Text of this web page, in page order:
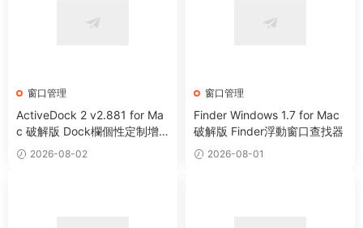
窗口管理
ActiveDock 2 v2.881 for Ma
c 破解版 Dock欄個性定制增
強工具
2026-08-02
窗口管理
Finder Windows 1.7 for Mac
破解版 Finder浮動窗口查找器
2026-08-01